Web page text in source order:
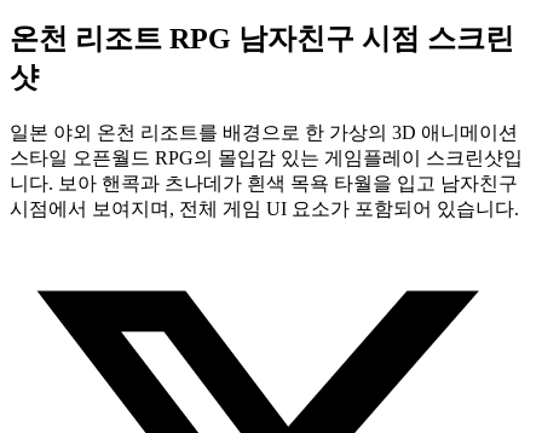
온천 리조트 RPG 남자친구 시점 스크린
샷
일본 야외 온천 리조트를 배경으로 한 가상의 3D 애니메이션
스타일 오픈월드 RPG의 몰입감 있는 게임플레이 스크린샷입
니다. 보아 핸콕과 츠나데가 흰색 목욕 타월을 입고 남자친구
시점에서 보여지며, 전체 게임 UI 요소가 포함되어 있습니다.